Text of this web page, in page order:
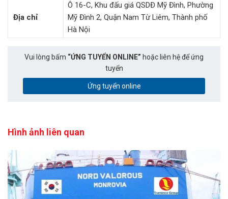
Địa chỉ
Ô 16-C, Khu đấu giá QSDĐ Mỹ Đình, Phường
Mỹ Đình 2, Quận Nam Từ Liêm, Thành phố
Hà Nội
Vui lòng bấm “ỨNG TUYỂN ONLINE” hoặc liên hệ để ứng
tuyển
Ứng tuyển online
Hình ảnh liên quan